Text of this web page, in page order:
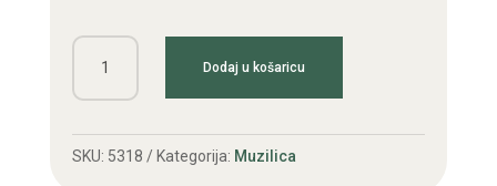
Ravna
šaka
količina
Dodaj u košaricu
SKU: 5318 Kategorija: Muzilica